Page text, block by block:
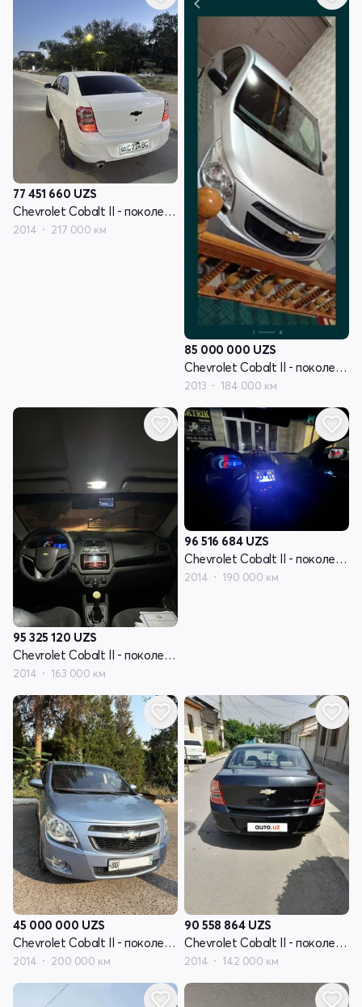
77 451 660 UZS
Chevrolet Cobalt II - поколение
2014 217 000 км
85 000 000 UZS
Chevrolet Cobalt II - поколение
2013 184 000 км
95 325 120 UZS
Chevrolet Cobalt II - поколение
2014 163 000 км
96 516 684 UZS
Chevrolet Cobalt II - поколение
2014 190 000 км
45 000 000 UZS
Chevrolet Cobalt II - поколение
2014 200 000 км
90 558 864 UZS
Chevrolet Cobalt II - поколение
2014 142 000 км